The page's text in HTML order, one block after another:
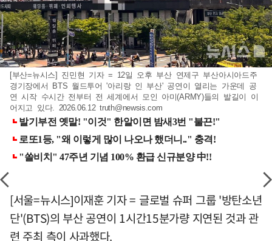
[부산=뉴시스] 진민현 기자 = 12일 오후 부산 연제구 부산아시아드주
경기장에서 BTS 월드투어 '아리랑 인 부산' 공연이 열리는 가운데 공
연 시작 수시간 전부터 전 세계에서 모인 아미(ARMY)들의 발길이 이
어지고 있다. 2026.06.12truth@newsis.com
[서울=뉴시스]이재훈 기자 = 글로벌 슈퍼 그룹 '방탄소년
단'(BTS)의 부산 공연이 1시간15분가량 지연된 것과 관
련 주최 측이 사과했다.